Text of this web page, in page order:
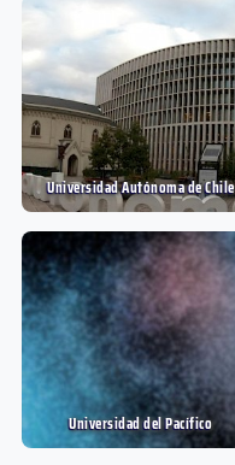
Universidad Autónoma de Chile
Universidad del Pací­fico